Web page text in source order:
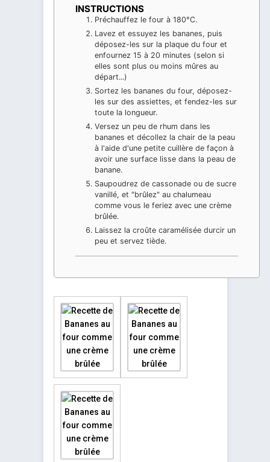
INSTRUCTIONS
Préchauffez le four à 180°C.
Lavez et essuyez les bananes, puis
déposez-les sur la plaque du four et
enfournez 15 à 20 minutes (selon si
elles sont plus ou moins mûres au
départ...)
Sortez les bananes du four, déposez-
les sur des assiettes, et fendez-les sur
toute la longueur.
Versez un peu de rhum dans les
bananes et décollez la chair de la peau
à l'aide d'une petite cuillère de façon à
avoir une surface lisse dans la peau de
banane.
Saupoudrez de cassonade ou de sucre
vanillé, et "brûlez" au chalumeau
comme vous le feriez avec une crème
brûlée.
Laissez la croûte caramélisée durcir un
peu et servez tiède.